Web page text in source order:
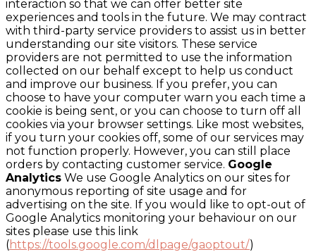
interaction so that we can offer better site
experiences and tools in the future. We may contract
with third-party service providers to assist us in better
understanding our site visitors. These service
providers are not permitted to use the information
collected on our behalf except to help us conduct
and improve our business. If you prefer, you can
choose to have your computer warn you each time a
cookie is being sent, or you can choose to turn off all
cookies via your browser settings. Like most websites,
if you turn your cookies off, some of our services may
not function properly. However, you can still place
orders by contacting customer service. Google
Analytics We use Google Analytics on our sites for
anonymous reporting of site usage and for
advertising on the site. If you would like to opt-out of
Google Analytics monitoring your behaviour on our
sites please use this link
(https://tools.google.com/dlpage/gaoptout/)